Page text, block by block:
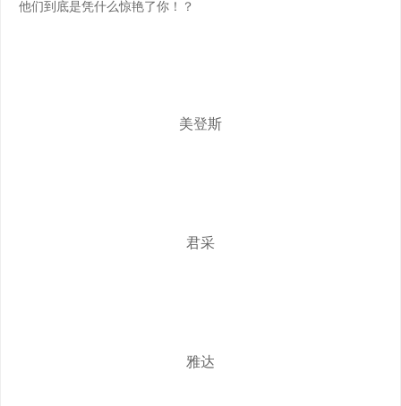
他们到底是凭什么惊艳了你！？
美登斯
君采
雅达